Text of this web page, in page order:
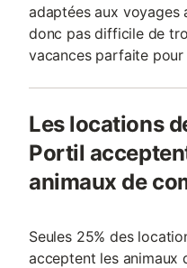
adaptées aux voyages
donc pas difficile de
vacances parfaite
Les locations
Portil
animaux de
Seules 25% des
acceptent les animaux